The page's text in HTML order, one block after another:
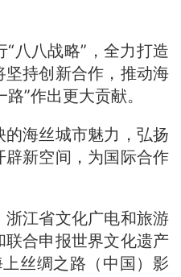
八八战略”，全力打造
持创新合作，推动海
”作出更大贡献。
海丝城市魅力，弘扬
新空间，为国际合作
江省文化广电和旅游
合申报世界文化遗产
丝绸之路（中国）影